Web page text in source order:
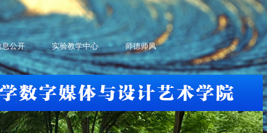
息公开 实验教学中心 师德师风